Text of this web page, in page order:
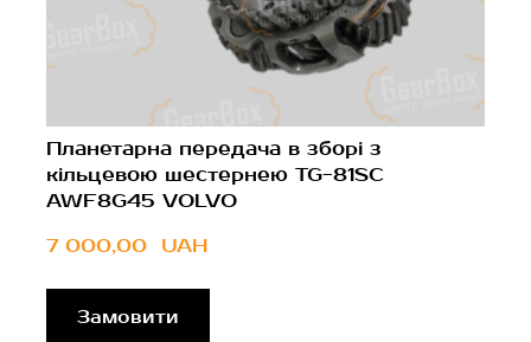
Планетарна передача в зборі з
кільцевою шестернею TG-81SC
AWF8G45 VOLVO
7 000,00  UAH
Замовити